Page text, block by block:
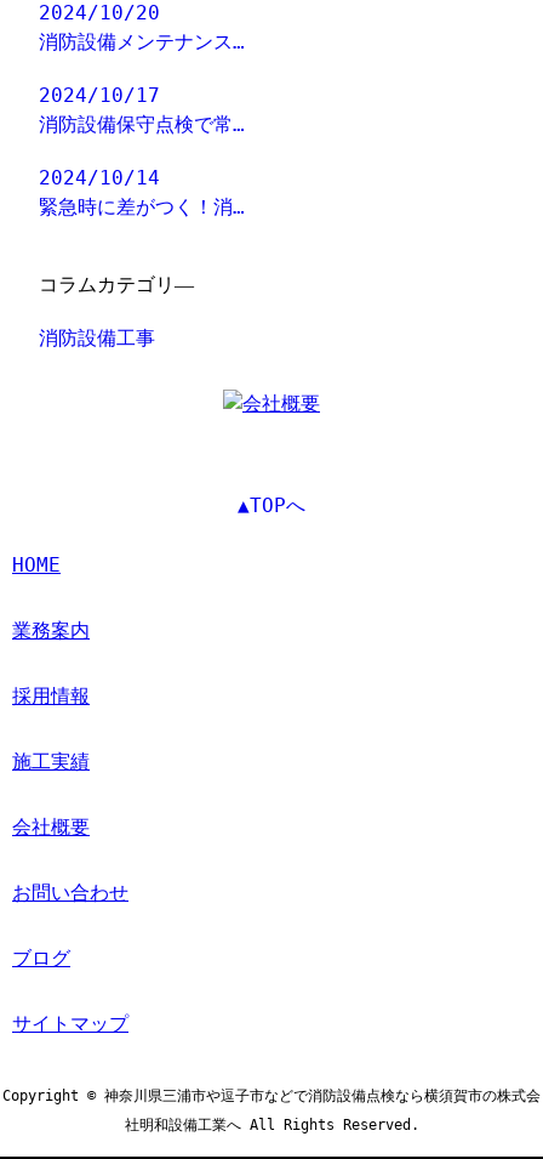
2024/10/20
消防設備メンテナンス…
2024/10/17
消防設備保守点検で常…
2024/10/14
緊急時に差がつく！消…
コラムカテゴリ―
消防設備工事
▲TOPへ
HOME
業務案内
採用情報
施工実績
会社概要
お問い合わせ
ブログ
サイトマップ
Copyright © 神奈川県三浦市や逗子市などで消防設備点検なら横須賀市の株式会
社明和設備工業へ All Rights Reserved.